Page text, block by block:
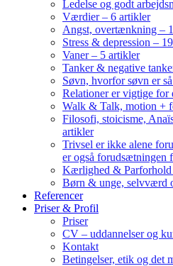
Ledelse og godt
Værdier – 6 artikler
Angst, overtænkning –
Stress & depression –
Vaner – 5 artikler
Tanker & negative
Søvn, hvorfor søvn er
Relationer er vigtige for
Walk & Talk, motion +
Filosofi, stoicisme,
artikler
Trivsel er ikke alene
er også forudsætningen
Kærlighed & Parforhold
Børn & unge, selvværd
Referencer
Priser & Profil
Priser
CV – uddannelser og
Kontakt
Betingelser, etik og det